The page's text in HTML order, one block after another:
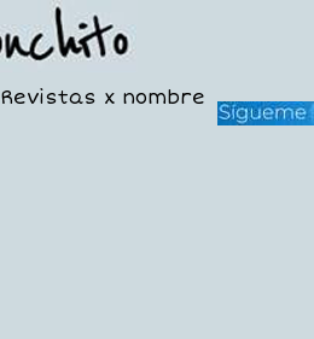
Revistas x nombre